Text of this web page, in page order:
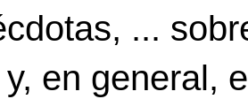
...
y, en general,